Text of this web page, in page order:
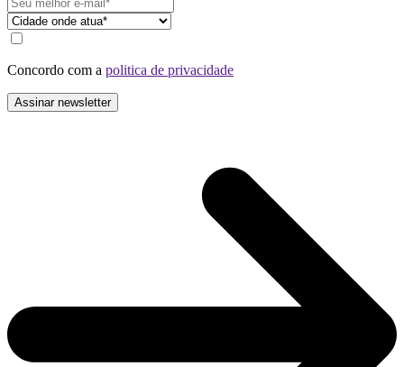
Concordo com a politica de privacidade